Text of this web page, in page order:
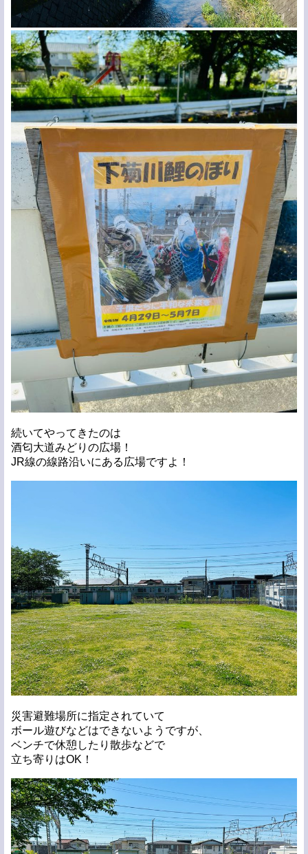
続いてやってきたのは
酒匂大道みどりの広場！
JR線の線路沿いにある広場ですよ！
災害避難場所に指定されていて
ボール遊びなどはできないようですが、
ベンチで休憩したり散歩などで
立ち寄りはOK！